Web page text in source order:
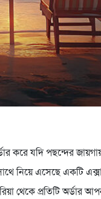
করে যদি পছন্দের
নিয়ে এসেছে একটি
থেকে প্রতিটি অর্ডার